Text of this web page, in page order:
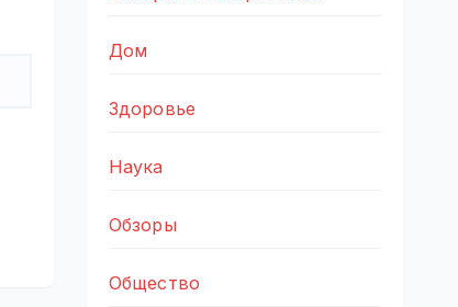
Дом
Здоровье
Наука
Обзоры
Общество